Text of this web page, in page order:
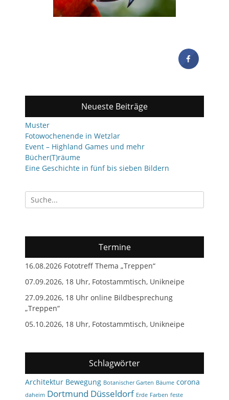
Neueste Beiträge
Muster
Fotowochenende in Wetzlar
Event – Highland Games und mehr
Bücher(T)räume
Eine Geschichte in fünf bis sieben Bildern
Suchen
nach:
Termine
16.08.2026 Fototreff Thema „Treppen“
07.09.2026, 18 Uhr, Fotostammtisch, Unikneipe
27.09.2026, 18 Uhr online Bildbesprechung
„Treppen“
05.10.2026, 18 Uhr, Fotostammtisch, Unikneipe
Schlagwörter
Architektur Bewegung Botanischer Garten Bäume corona
daheim Dortmund Düsseldorf Erde Farben feste